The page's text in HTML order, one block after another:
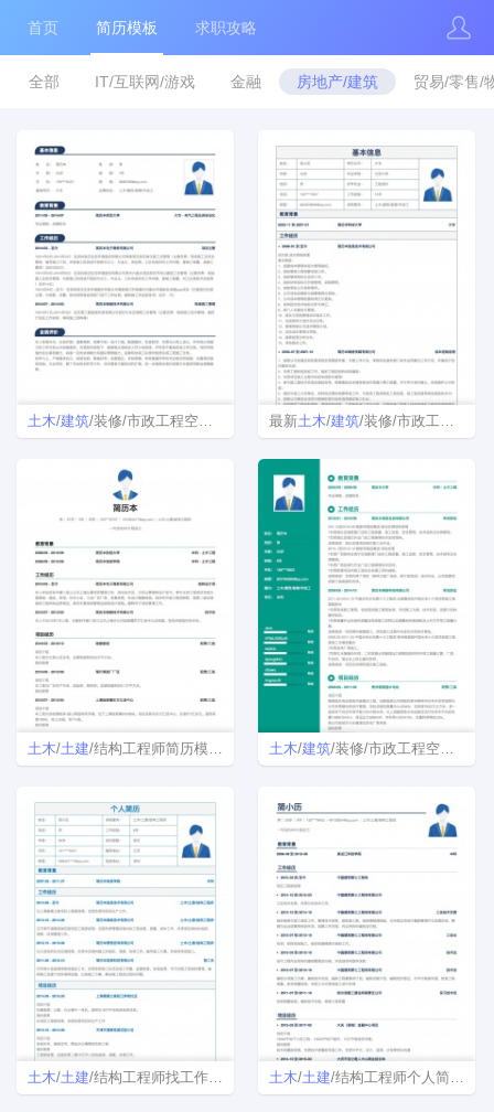
首页 简历模板 求职攻略
全部 IT/互联网/游戏 金融 房地产/建筑 贸易/零售/
土木/建筑/装修/市政工程空白简历模板下载 最新土木/建筑/装修/市政工程简历模板样本
土木/土建/结构工程师简历模板下载 土木/建筑/装修/市政工程空白个人简历模板
土木/土建/结构工程师找工作免费简历模板 土木/土建/结构工程师个人简历模板下载